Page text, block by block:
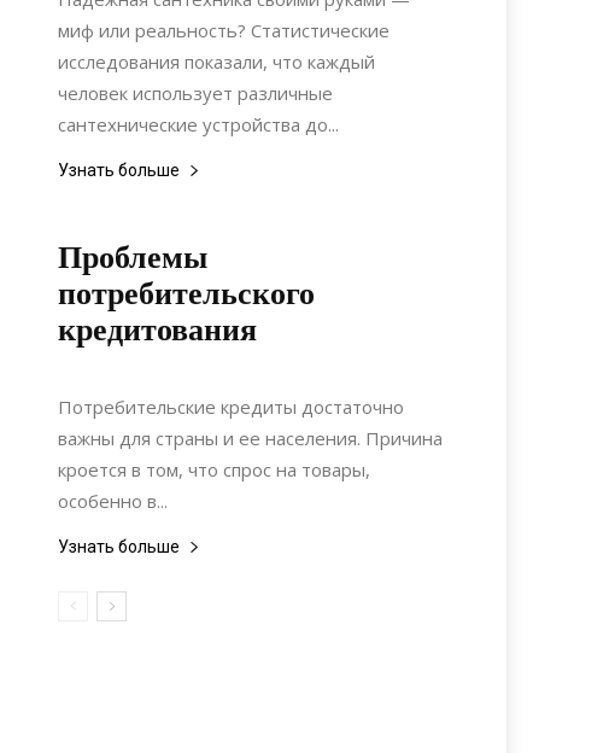
миф или реальность? Статистические
исследования показали, что каждый
человек использует различные
сантехнические устройства до...
Узнать больше
Проблемы
потребительского
кредитования
05.07.2021
Потребительские кредиты достаточно
важны для страны и ее населения. Причина
кроется в том, что спрос на товары,
особенно в...
Узнать больше